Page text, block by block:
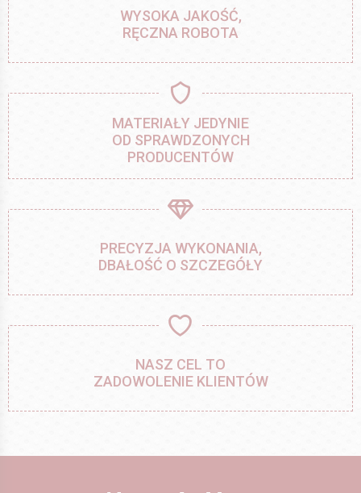
WYSOKA JAKOŚĆ,
RĘCZNA ROBOTA
MATERIAŁY JEDYNIE
OD SPRAWDZONYCH
PRODUCENTÓW
PRECYZJA WYKONANIA,
DBAŁOŚĆ O SZCZEGÓŁY
NASZ CEL TO
ZADOWOLENIE KLIENTÓW